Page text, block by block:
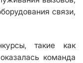
связи,
такие как
команда